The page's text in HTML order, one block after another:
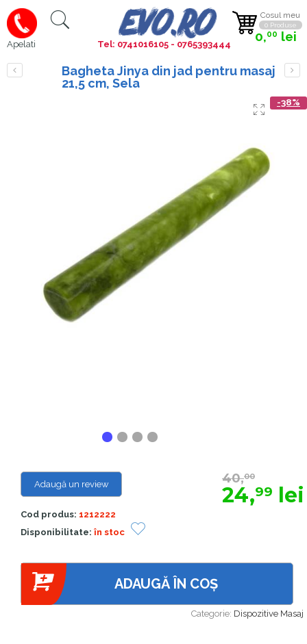
Apelati
Cosul meu
0 Produse
0,00 lei
Tel: 0741016105 - 0765393444
Bagheta Jinya din jad pentru masaj
21,5 cm, Sela
-38%
Categorie: Dispozitive Masaj
Adaugă un review
Cod produs: 1212222
Disponibilitate: în stoc
40,00
24,99 lei
ADAUGĂ ÎN COȘ